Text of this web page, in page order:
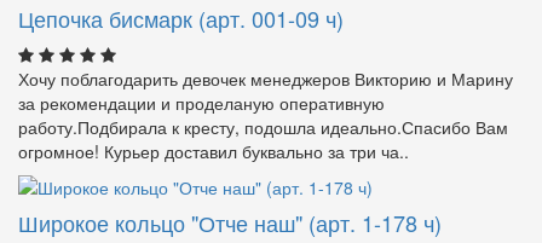
Цепочка бисмарк (арт. 001-09 ч)
Хочу поблагодарить девочек менеджеров Викторию и Марину
за рекомендации и проделаную оперативную
работу.Подбирала к кресту, подошла идеально.Спасибо Вам
огромное! Курьер доставил буквально за три ча..
Широкое кольцо "Отче наш" (арт. 1-178 ч)